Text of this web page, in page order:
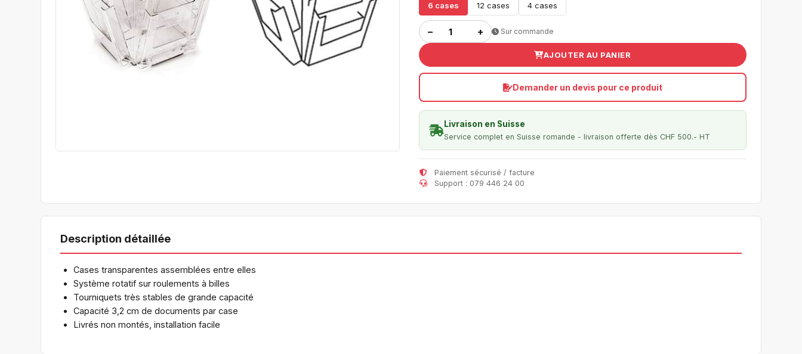
6 cases 12 cases 4 cases
− + Sur commande
AJOUTER AU PANIER
Demander un devis pour ce produit
Livraison en Suisse
Service complet en Suisse romande - livraison offerte dès CHF 500.- HT
Paiement sécurisé / facture
Support : 079 446 24 00
Description détaillée
Cases transparentes assemblées entre elles
Système rotatif sur roulements à billes
Tourniquets très stables de grande capacité
Capacité 3,2 cm de documents par case
Livrés non montés, installation facile